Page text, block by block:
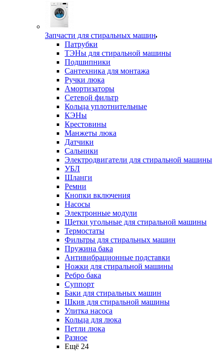
Запчасти для стиральных машин
Патрубки
ТЭНы для стиральной машины
Подшипники
Сантехника для монтажа
Ручки люка
Амортизаторы
Сетевой фильтр
Кольца уплотнительные
КЭНы
Крестовины
Манжеты люка
Датчики
Сальники
Электродвигатели для стиральной машины
УБЛ
Шланги
Ремни
Кнопки включения
Насосы
Электронные модули
Щетки угольные для стиральной машины
Термостаты
Фильтры для стиральных машин
Пружина бака
Антивибрационные подставки
Ножки для стиральной машины
Ребро бака
Суппорт
Баки для стиральных машин
Шкив для стиральной машины
Улитка насоса
Кольца для люка
Петли люка
Разное
Ещё 24